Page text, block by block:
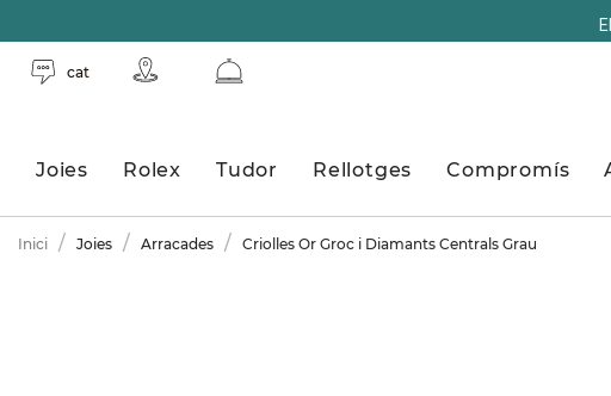
cat
Joies Rolex Tudor Rellotges Compromís
Inici Joies Arracades Criolles Or Groc i Diamants Centrals Grau